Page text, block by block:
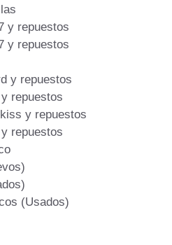
y repuestos
y repuestos
y repuestos
repuestos
y repuestos
repuestos
(Usados)